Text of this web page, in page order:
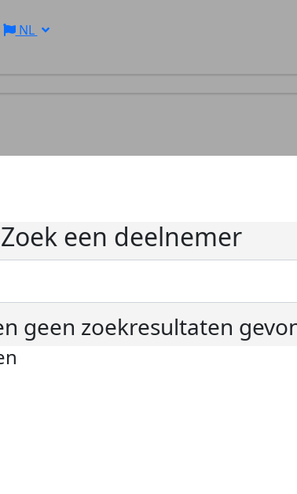
NL
Zoek een deelnemer
geen zoekresultaten